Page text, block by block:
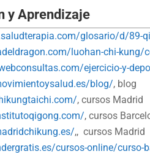
y Aprendizaje
glosario/d/89-
luohan-chi-kung/
ejercicio-y-
blog/, blog
, cursos Madrid
, cursos
,, cursos Madrid
cursos-online/curso-